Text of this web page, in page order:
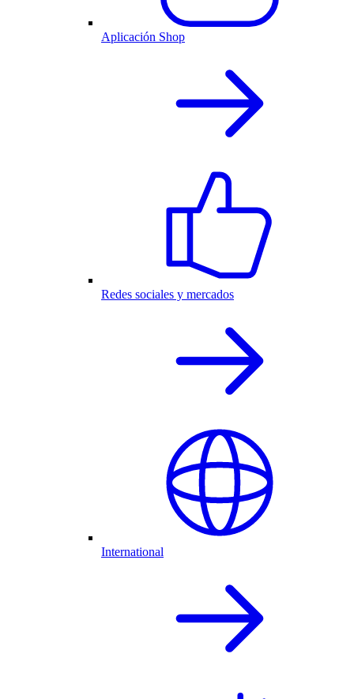
Aplicación Shop
Redes sociales y mercados
International